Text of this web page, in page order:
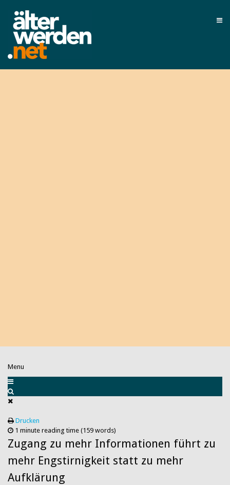
Menu
Drucken
1 minute reading time (159 words)
Zugang zu mehr Informationen führt zu
mehr Engstirnigkeit statt zu mehr
Aufklärung